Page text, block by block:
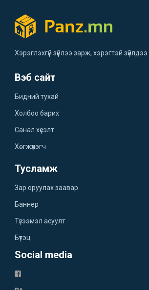
Хэрэглэхгүй зүйлээ зарж, хэрэгтэй
Вэб сайт
Бидний тухай
Холбоо барих
Санал хүсэлт
Хөгжүүлэгч
Тусламж
Зар оруулах заавар
Баннер
Түгээмэл асуулт
Бүтэц
Social media